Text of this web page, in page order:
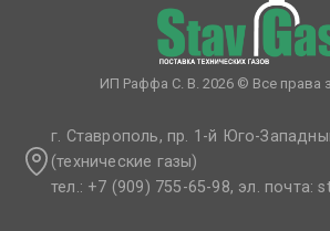
ИП Раффа С. В. 2026 © Все права
г. Ставрополь, пр. 1-й Юго-
(технические газы)
тел.: +7 (909) 755-65-98, эл. почта: